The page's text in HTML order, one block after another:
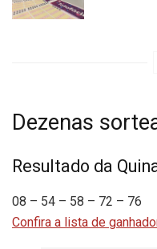
Dezenas
Resultado da
08 – 54 – 58 – 72 – 76
Confira a lista de